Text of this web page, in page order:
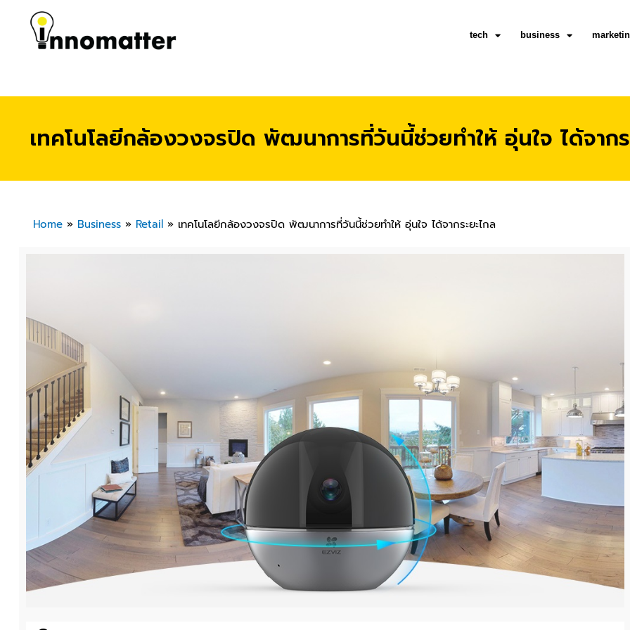
tech business
เทคโนโลยีกล้องวงจรปิด พัฒนาการที่วันนี้ช่วยทำให้ อุ่นใจ ได้จากร
Home» Business» Retail» เทคโนโลยีกล้องวงจรปิด พัฒนาการที่วันนี้ช่วยทำให้ อุ่นใจ ได้จากระยะไกล